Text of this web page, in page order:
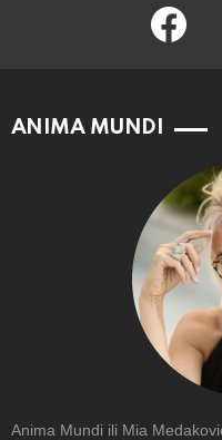
ANIMA MUNDI
Anima Mundi ili Mia